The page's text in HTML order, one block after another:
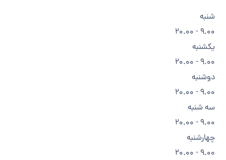
شنبه
9.00 - 20.00
یکشنبه
9.00 - 20.00
دوشنبه
9.00 - 20.00
سه شنبه
9.00 - 20.00
چهارشنبه
9.00 - 20.00